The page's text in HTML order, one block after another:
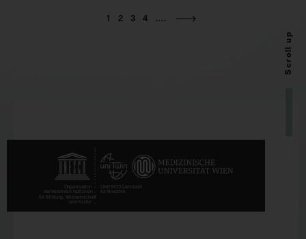
1 2 3 4 ....
Scroll up